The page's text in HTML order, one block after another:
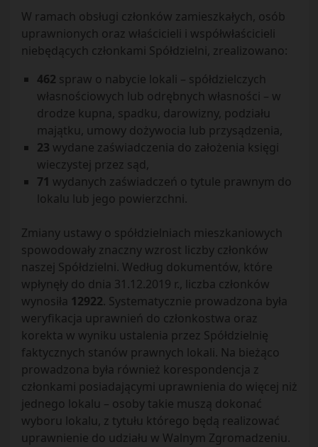
W ramach obsługi członków zamieszkałych, osób
uprawnionych oraz właścicieli i współwłaścicieli
niebędących członkami Spółdzielni, zrealizowano:
462 spraw o nabycie lokali – spółdzielczych
własnościowych lub odrębnych własności – w
drodze kupna, spadku, darowizny, podziału
majątku, umowy dożywocia lub przysądzenia,
23 wydane zaświadczenia do założenia księgi
wieczystej przez sąd,
71 wydanych zaświadczeń o tytule prawnym do
lokalu lub jego powierzchni.
Zmiany ustawy o spółdzielniach mieszkaniowych
spowodowały znaczny wzrost liczby członków
naszej Spółdzielni. Według dokumentów, które
wpłynęły do dnia 31.12.2019 r., liczba członków
wynosiła 12922. Systematycznie prowadzona była
weryfikacja uprawnień do członkostwa oraz
korekta w wyniku ustalenia przez Spółdzielnię
faktycznych stanów prawnych lokali. Na bieżąco
prowadzona była również korespondencja z
członkami posiadającymi uprawnienia do więcej niż
jednego lokalu – osoby takie muszą dokonać
wyboru lokalu, z tytułu którego będą realizować
uprawnienie do udziału w Walnym Zgromadzeniu.